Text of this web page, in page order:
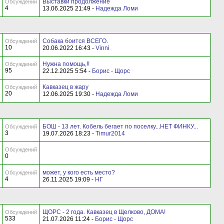
Обсуждений
4
Выставки продолжение
13.06.2025 21:49 - Надежда Ломи
Обсуждений
10
Собака боится ВСЕГО.
20.06.2022 16:43 - Vinni
Обсуждений
95
Нужна помощь,!!
22.12.2025 5:54 - Борис - Щорс
Обсуждений
20
Кавказец в жару
12.06.2025 19:30 - Надежда Ломи
Обсуждений
3
БОШ - 13 лет. Кобель бегает по поселку...НЕТ ФИНКУ...
19.07.2026 18:23 - Timur2014
Обсуждений
0
Обсуждений
4
может, у кого есть место?
26.11.2025 19:09 - НГ
Обсуждений
533
ЩОРС - 2 года. Кавказец в Щелково, ДОМА!
21.07.2026 11:24 - Борис - Щорс